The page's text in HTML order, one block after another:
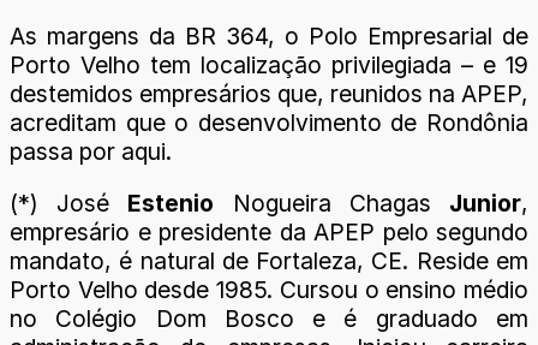
As margens da BR 364, o Polo Empresarial de
Porto Velho tem localização privilegiada – e 19
destemidos empresários que, reunidos na APEP,
acreditam que o desenvolvimento de Rondônia
passa por aqui.
(*) José Estenio Nogueira Chagas Junior,
empresário e presidente da APEP pelo segundo
mandato, é natural de Fortaleza, CE. Reside em
Porto Velho desde 1985. Cursou o ensino médio
no Colégio Dom Bosco e é graduado em